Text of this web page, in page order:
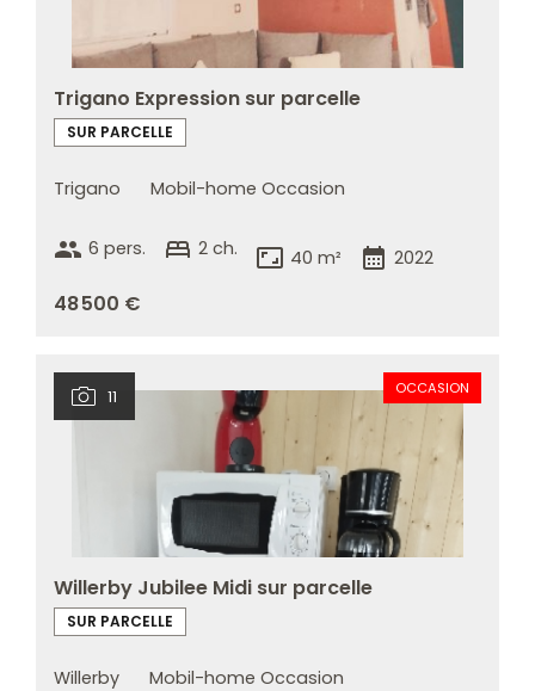
Trigano Expression sur parcelle
SUR PARCELLE
Trigano Mobil-home Occasion
group 6 pers. bed 2 ch. aspect_ratio 40 m² calendar_month 2022
48 500 €
11 OCCASION
Willerby Jubilee Midi sur parcelle
SUR PARCELLE
Willerby Mobil-home Occasion